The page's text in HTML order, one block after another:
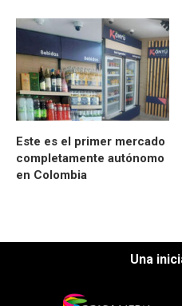
Este es el primer mercado
completamente autónomo
en Colombia
Una